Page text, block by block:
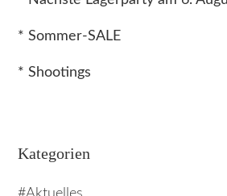
* Sommer-SALE
* Shootings
Kategorien